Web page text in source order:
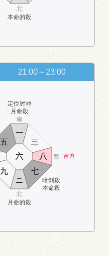
本命的殺
北
21:00～23:00
定位対冲
月命殺
吉方
月命的殺
暗剣殺
本命殺
南
北
西
ニ
三
五
六
七
八
九
一